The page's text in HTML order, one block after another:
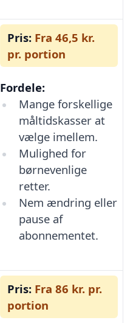
Pris: Fra 46,5 kr.
pr. portion
Fordele:
Mange forskellige
måltidskasser at
vælge imellem.
Mulighed for
børnevenlige
retter.
Nem ændring eller
pause af
abonnementet.
Pris: Fra 86 kr. pr.
portion